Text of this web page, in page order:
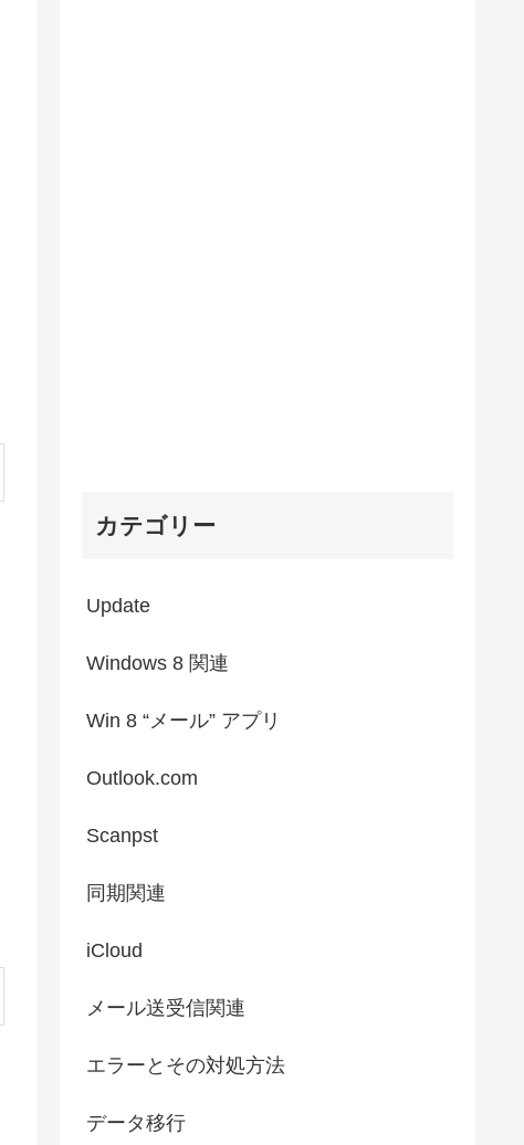
カテゴリー
Update
Windows 8 関連
Win 8 “メール” アプリ
Outlook.com
Scanpst
同期関連
iCloud
メール送受信関連
エラーとその対処方法
データ移行